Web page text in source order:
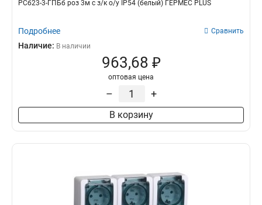
РСб23-3-ГПБб роз 3м с з/к о/у IP54 (белый) ГЕРМЕС PLUS
Подробнее Сравнить
Наличие: В наличии
963,68 ₽
оптовая цена
– +
В корзину